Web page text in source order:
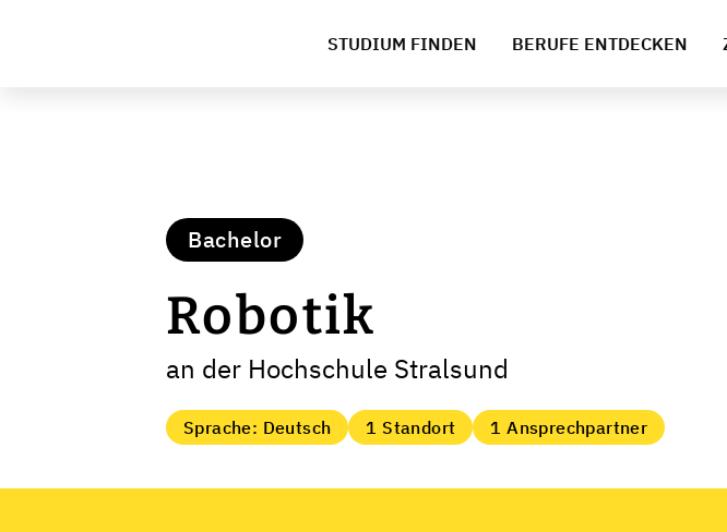
STUDIUM FINDEN BERUFE ENTDECKEN
Bachelor
Robotik
an der Hochschule Stralsund
Sprache: Deutsch 1 Standort 1 Ansprechpartner